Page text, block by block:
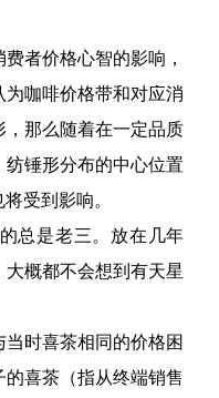
者价格心智的影响，
咖啡价格带和对应消
那么随着在一定品质
锤形分布的中心位置
受到影响。
总是老三。放在几年
概都不会想到有天星
时喜茶相同的价格困
喜茶（指从终端销售